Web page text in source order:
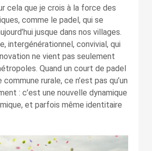
cela que je crois à la force des
comme le padel, qui se
jusque dans nos villages.
intergénérationnel, convivial, qui
ne vient pas seulement
Quand un court de padel
commune rurale, ce n’est pas qu’un
: c’est une nouvelle dynamique
et parfois même identitaire